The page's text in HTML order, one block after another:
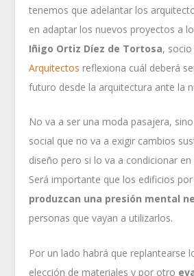
tenemos que adelantar los
en adaptar los nuevos proyectos a
Iñigo Ortiz Díez de Tortosa, socio
Arquitectos reflexiona cuál deberá
futuro desde la arquitectura ante la
No va a ser una moda pasajera,
social que no va a exigir cambios
diseño pero si lo va a condicionar
Será importante que los edificios
produzcan una presión mental
personas que vayan a utilizarlos.
Por un lado habrá que replantearse
elección de materiales y por otro